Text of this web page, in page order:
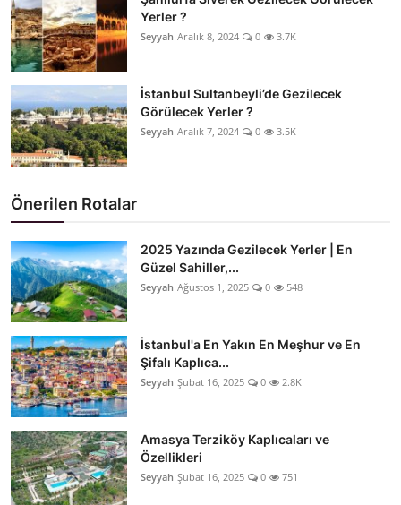
Yerler ?
Seyyah Aralık 8, 2024 0 3.7K
İstanbul Sultanbeyli’de Gezilecek
Görülecek Yerler ?
Seyyah Aralık 7, 2024 0 3.5K
Önerilen Rotalar
2025 Yazında Gezilecek Yerler | En
Güzel Sahiller,...
Seyyah Ağustos 1, 2025 0 548
İstanbul'a En Yakın En Meşhur ve En
Şifalı Kaplıca...
Seyyah Şubat 16, 2025 0 2.8K
Amasya Terziköy Kaplıcaları ve
Özellikleri
Seyyah Şubat 16, 2025 0 751